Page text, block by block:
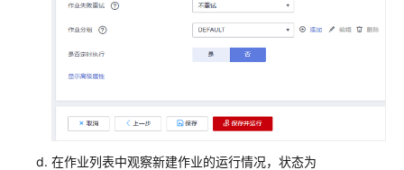
在作业列表中观察新建作业的运行情况，状态为